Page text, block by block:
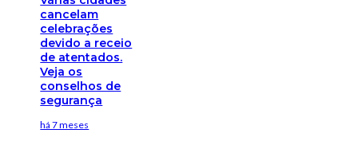
cancelam
celebrações
devido a receio
de atentados.
Veja os
conselhos de
segurança
há 7 meses